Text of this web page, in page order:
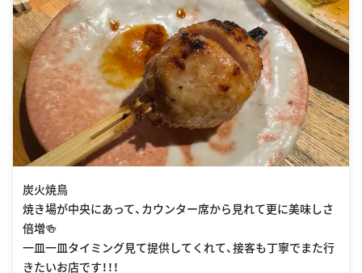
炭火焼鳥
焼き場が中央にあって、カウンター席から見れて更に美味しさ
倍増🍻
一皿一皿タイミング見て提供してくれて、接客も丁寧でまた行
きたいお店です！！！